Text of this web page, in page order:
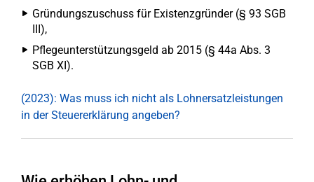
Gründungszuschuss für Existenzgründer (§ 93 SGB
III),
Pflegeunterstützungsgeld ab 2015 (§ 44a Abs. 3
SGB XI).
(2023): Was muss ich nicht als Lohnersatzleistungen
in der Steuererklärung angeben?